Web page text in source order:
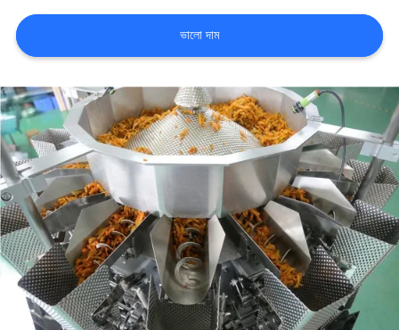
খবর
মামলা
একটি
উদ্ধৃতি
অনুরোধ
করুন
SITEMAP
ভালো দাম